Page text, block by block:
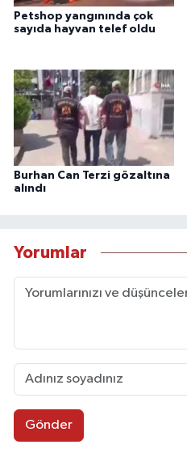
Petshop yangınında çok
sayıda hayvan telef oldu
Burhan Can Terzi gözaltına
alındı
Yorumlar
Gönder